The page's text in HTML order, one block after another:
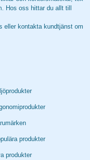
Hos oss hittar du allt till
eller kontakta kundtjänst om
produkter
produkter